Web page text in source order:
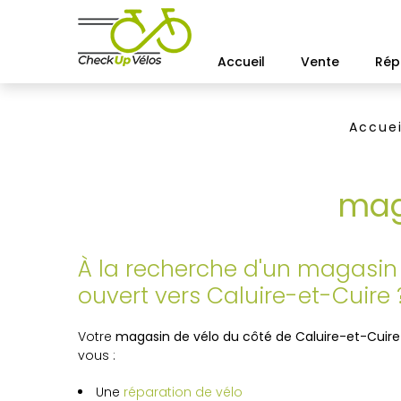
Accueil Vente
À la recherche d'un
ouvert vers Caluire-et-Cuire
Votre magasin de vélo du côté de Caluire-et-Cuire
vous :
Une réparation de vélo